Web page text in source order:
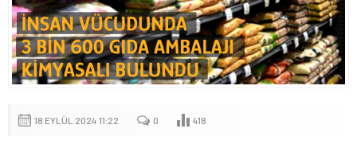
18 EYLÜL 2024 11:22 0 418